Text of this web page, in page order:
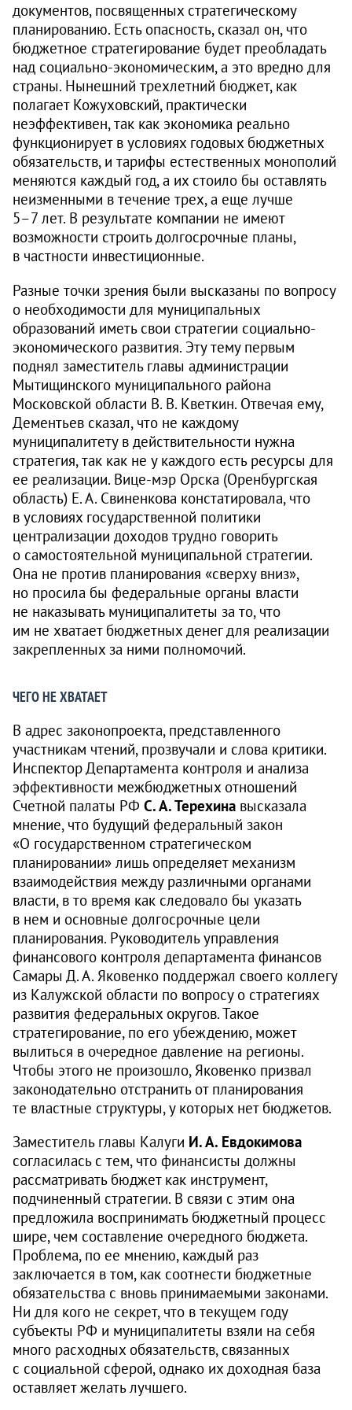
документов, посвященных стратегическому
планированию. Есть опасность, сказал он, что
бюджетное стратегирование будет преобладать
над социально-экономическим, а это вредно для
страны. Нынешний трехлетний бюджет, как
полагает Кожуховский, практически
неэффективен, так как экономика реально
функционирует в условиях годовых бюджетных
обязательств, и тарифы естественных монополий
меняются каждый год, а их стоило бы оставлять
неизменными в течение трех, а еще лучше
5–7 лет. В результате компании не имеют
возможности строить долгосрочные планы,
в частности инвестиционные.
Разные точки зрения были высказаны по вопросу
о необходимости для муниципальных
образований иметь свои стратегии социально-
экономического развития. Эту тему первым
поднял заместитель главы администрации
Мытищинского муниципального района
Московской области В. В. Кветкин. Отвечая ему,
Дементьев сказал, что не каждому
муниципалитету в действительности нужна
стратегия, так как не у каждого есть ресурсы для
ее реализации. Вице-мэр Орска (Оренбургская
область) Е. А. Свиненкова констатировала, что
в условиях государственной политики
централизации доходов трудно говорить
о самостоятельной муниципальной стратегии.
Она не против планирования «сверху вниз»,
но просила бы федеральные органы власти
не наказывать муниципалитеты за то, что
им не хватает бюджетных денег для реализации
закрепленных за ними полномочий.
ЧЕГО НЕ ХВАТАЕТ
В адрес законопроекта, представленного
участникам чтений, прозвучали и слова критики.
Инспектор Департамента контроля и анализа
эффективности межбюджетных отношений
Счетной палаты РФ С. А. Терехина высказала
мнение, что будущий федеральный закон
«О государственном стратегическом
планировании» лишь определяет механизм
взаимодействия между различными органами
власти, в то время как следовало бы указать
в нем и основные долгосрочные цели
планирования. Руководитель управления
финансового контроля департамента финансов
Самары Д. А. Яковенко поддержал своего коллегу
из Калужской области по вопросу о стратегиях
развития федеральных округов. Такое
стратегирование, по его убеждению, может
вылиться в очередное давление на регионы.
Чтобы этого не произошло, Яковенко призвал
законодательно отстранить от планирования
те властные структуры, у которых нет бюджетов.
Заместитель главы Калуги И. А. Евдокимова
согласилась с тем, что финансисты должны
рассматривать бюджет как инструмент,
подчиненный стратегии. В связи с этим она
предложила воспринимать бюджетный процесс
шире, чем составление очередного бюджета.
Проблема, по ее мнению, каждый раз
заключается в том, как соотнести бюджетные
обязательства с вновь принимаемыми законами.
Ни для кого не секрет, что в текущем году
субъекты РФ и муниципалитеты взяли на себя
много расходных обязательств, связанных
с социальной сферой, однако их доходная база
оставляет желать лучшего.